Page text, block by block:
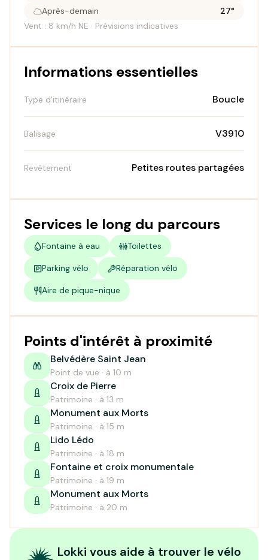
Après-demain
27°
Vent : 8 km/h NE · Prévisions indicatives
Informations essentielles
Type d'itinéraire Boucle
Balisage V3910
Revêtement Petites routes partagées
Services le long du parcours
Fontaine à eau Toilettes
Parking vélo Réparation vélo
Aire de pique-nique
Points d'intérêt à proximité
Belvédère Saint Jean
Point de vue · à 10 m
Croix de Pierre
Patrimoine · à 13 m
Monument aux Morts
Patrimoine · à 15 m
Lido Lédo
Patrimoine · à 18 m
Fontaine et croix monumentale
Patrimoine · à 19 m
Monument aux Morts
Patrimoine · à 20 m
Lokki vous aide à trouver le vélo